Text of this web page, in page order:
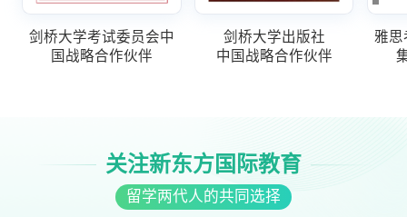
剑桥大学考试委员会中
国战略合作伙伴
剑桥大学出版社
中国战略合作伙伴
雅思
关注新东方国际教育
留学两代人的共同选择